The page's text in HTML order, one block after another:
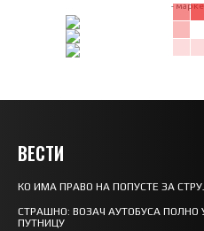
-
ВЕСТИ
КО ИМА ПРАВО НА ПОПУСТЕ ЗА
СТРАШНО: ВОЗАЧ АУТОБУСА
ПУТНИЦУ